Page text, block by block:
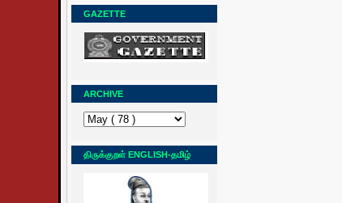
GAZETTE
ARCHIVE
திருக்குறள் ENGLISH-தமிழ்